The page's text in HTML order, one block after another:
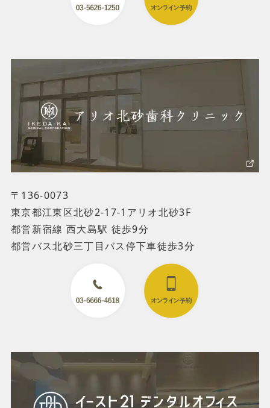
〒136-0073
東京都江東区北砂2-17-1アリオ北砂3F
都営新宿線 西大島駅 徒歩9分
都営バス北砂三丁目バス停下車徒歩3分